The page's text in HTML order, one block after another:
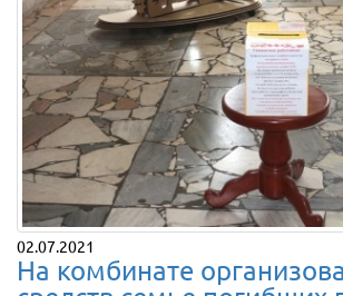
02.07.2021
На комбинате